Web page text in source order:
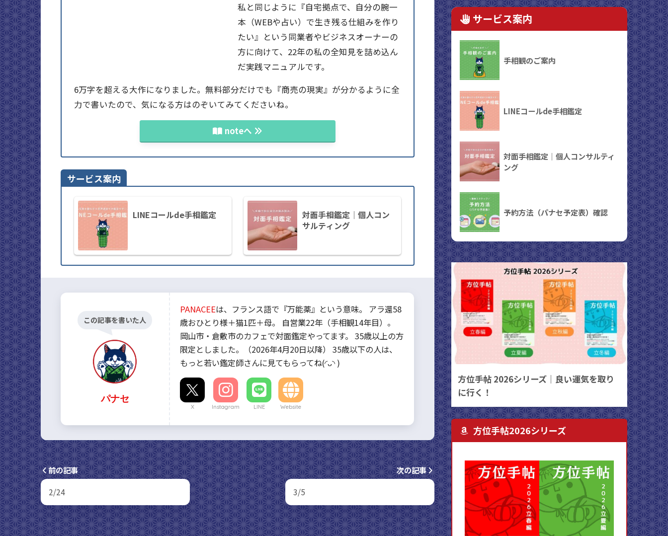
私と同じように『自宅拠点で、自分の腕一
本（WEBや占い）で生き残る仕組みを作り
たい』という同業者やビジネスオーナーの
方に向けて、22年の私の全知見を詰め込ん
だ実践マニュアルです。
6万字を超える大作になりました。無料部分だけでも『商売の現実』が分かるように全
力で書いたので、気になる方はのぞいてみてくださいね。
noteへ
サービス案内
LINEコールde手相鑑定
対面手相鑑定｜個人コン
サルティング
この記事を書いた人
パナセ
PANACEEは、フランス語で『万能薬』という意味。 アラ還58
歳おひとり様＋猫1匹＋母。 自営業22年（手相観14年目）。
岡山市・倉敷市のカフェで対面鑑定やってます。 35歳以上の方
限定としました。（2026年4月20日以降） 35歳以下の人は、
もっと若い鑑定師さんに見てもらってね(◜ᴗ◝ )
X Instagram LINE Website
前の記事
2/24
次の記事
3/5
サービス案内
手相観のご案内
LINEコールde手相鑑定
対面手相鑑定｜個人コンサルティ
ング
予約方法（パナセ予定表）確認
方位手帖 2026シリーズ｜良い運気を取り
に行く！
方位手帖2026シリーズ